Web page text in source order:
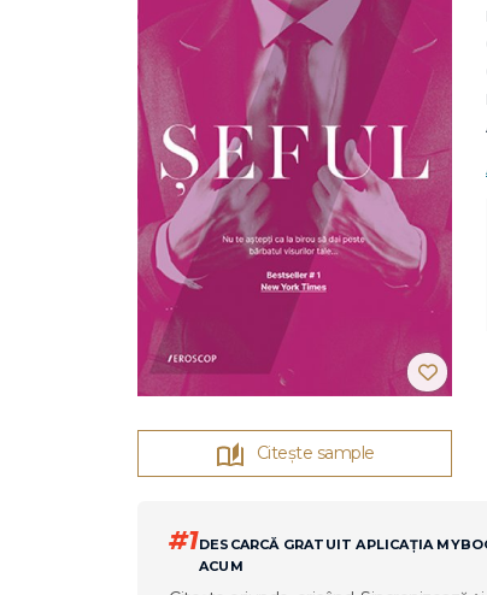
Citește sample
#1DESCARCĂ GRATUIT APLICAȚIA
ACUM